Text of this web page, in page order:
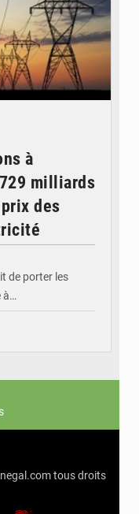
à
milliards
des
de porter les
à…
tous droits